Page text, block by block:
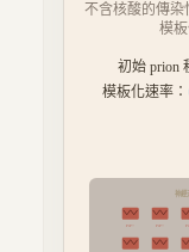
不含核酸的傳染
模
初始 prion
模板化速率：
神經
PrPˢᶜ PrPˢᶜ